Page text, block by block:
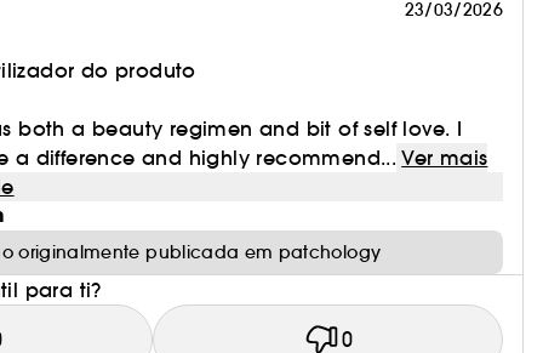
23/03/2026
do produto
both a beauty regimen and bit of self love. I
a difference and highly recommend... Ver mais
originalmente publicada em patchology
para ti?
0